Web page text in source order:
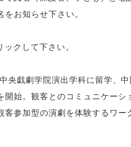
お知らせ下さい。
クして下さい。
央戯劇学院演出学科に留学、
始。観客とのコミュニケー
参加型の演劇を体験するワ